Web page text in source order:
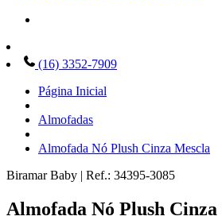
(16) 3352-7909
Página Inicial
Almofadas
Almofada Nó Plush Cinza Mescla
Biramar Baby | Ref.: 34395-3085
Almofada Nó Plush Cinza